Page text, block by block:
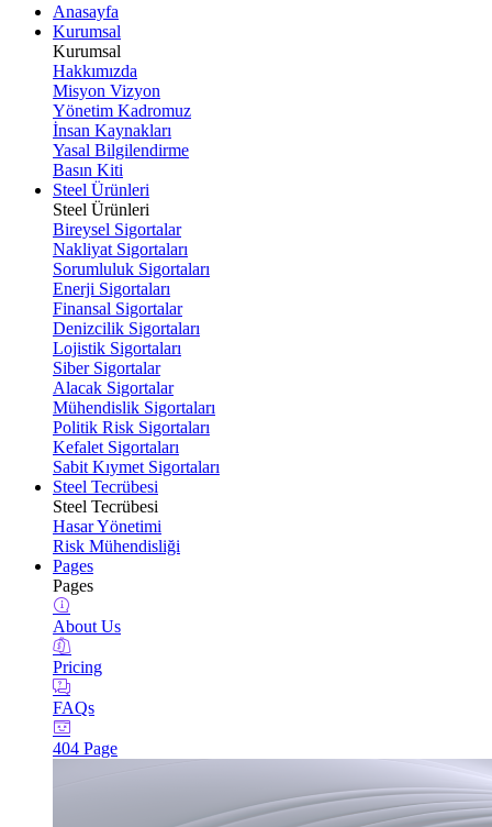
Anasayfa
Kurumsal
Kurumsal
Hakkımızda
Misyon Vizyon
Yönetim Kadromuz
İnsan Kaynakları
Yasal Bilgilendirme
Basın Kiti
Steel Ürünleri
Steel Ürünleri
Bireysel Sigortalar
Nakliyat Sigortaları
Sorumluluk Sigortaları
Enerji Sigortaları
Finansal Sigortalar
Denizcilik Sigortaları
Lojistik Sigortaları
Siber Sigortalar
Alacak Sigortalar
Mühendislik Sigortaları
Politik Risk Sigortaları
Kefalet Sigortaları
Sabit Kıymet Sigortaları
Steel Tecrübesi
Steel Tecrübesi
Hasar Yönetimi
Risk Mühendisliği
Pages
Pages
About Us
Pricing
FAQs
404 Page